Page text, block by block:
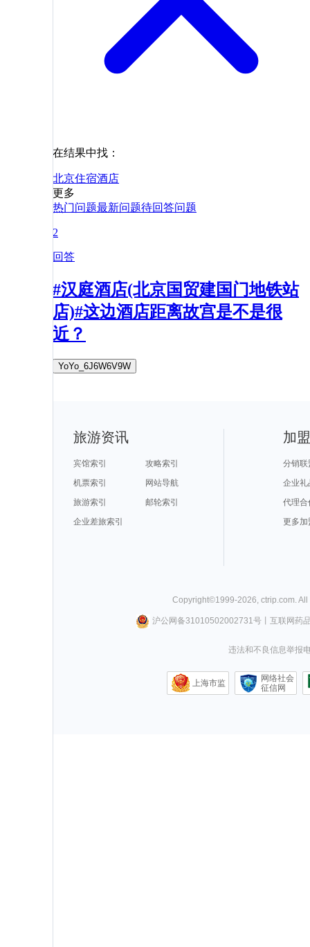
在结果中找：
北京住宿酒店
更多
热门问题最新问题待回答问题
2
回答
#汉庭酒店(北京国贸建国门地铁站
店)#这边酒店距离故宫是不是很
近？
YoYo_6J6W6V9W
旅游资讯
宾馆索引
攻略索引
机票索引
网站导航
旅游索引
邮轮索引
企业差旅索引
加
分销联
企业礼
代理合
更多加
Copyright©1999-2026 ctrip.com .
沪公网备31010502002731号丨 互联网药
违法和不良信息举报
上海市监
网络社会
征信网